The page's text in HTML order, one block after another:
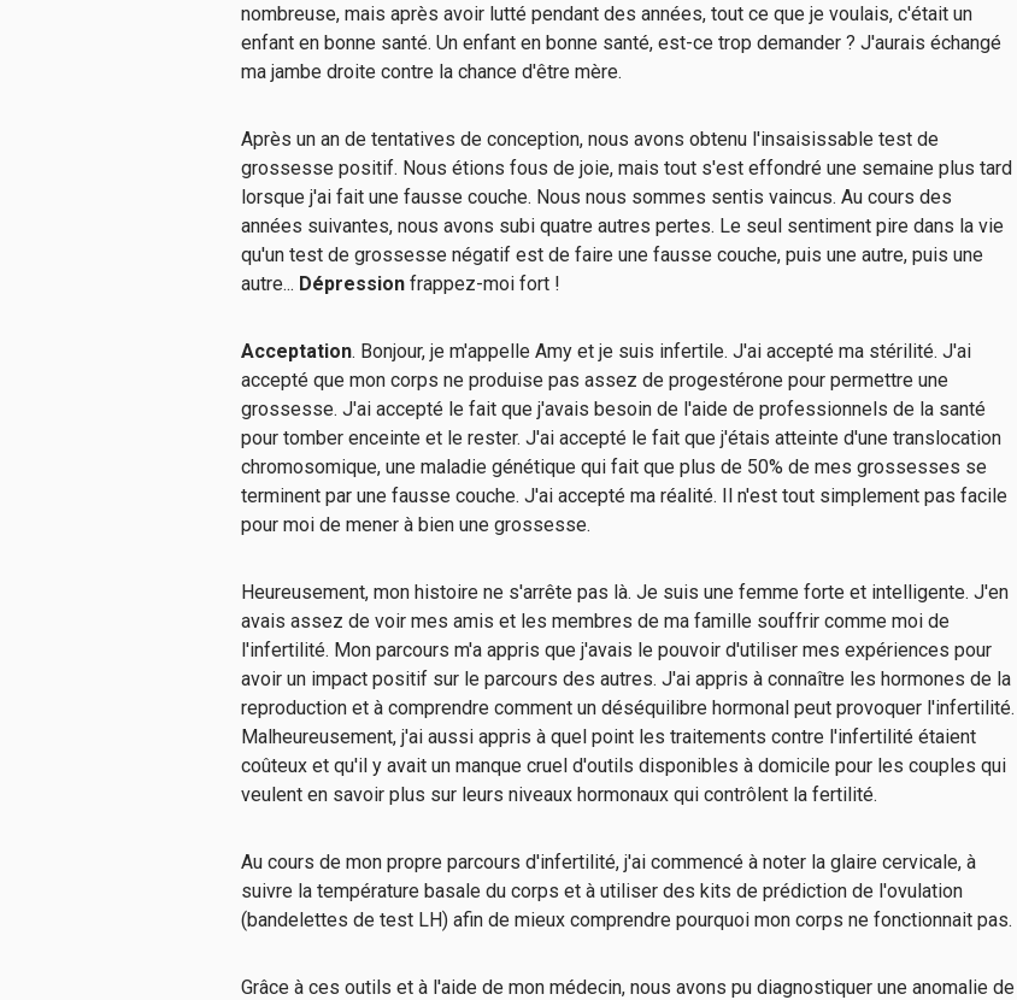
nombreuse, mais après avoir lutté pendant des années, tout ce que je voulais, c'était un
enfant en bonne santé. Un enfant en bonne santé, est-ce trop demander ? J'aurais échangé
ma jambe droite contre la chance d'être mère.
Après un an de tentatives de conception, nous avons obtenu l'insaisissable test de
grossesse positif. Nous étions fous de joie, mais tout s'est effondré une semaine plus tard
lorsque j'ai fait une fausse couche. Nous nous sommes sentis vaincus. Au cours des
années suivantes, nous avons subi quatre autres pertes. Le seul sentiment pire dans la vie
qu'un test de grossesse négatif est de faire une fausse couche, puis une autre, puis une
autre... Dépression frappez-moi fort !
Acceptation. Bonjour, je m'appelle Amy et je suis infertile. J'ai accepté ma stérilité. J'ai
accepté que mon corps ne produise pas assez de progestérone pour permettre une
grossesse. J'ai accepté le fait que j'avais besoin de l'aide de professionnels de la santé
pour tomber enceinte et le rester. J'ai accepté le fait que j'étais atteinte d'une translocation
chromosomique, une maladie génétique qui fait que plus de 50% de mes grossesses se
terminent par une fausse couche. J'ai accepté ma réalité. Il n'est tout simplement pas facile
pour moi de mener à bien une grossesse.
Heureusement, mon histoire ne s'arrête pas là. Je suis une femme forte et intelligente. J'en
avais assez de voir mes amis et les membres de ma famille souffrir comme moi de
l'infertilité. Mon parcours m'a appris que j'avais le pouvoir d'utiliser mes expériences pour
avoir un impact positif sur le parcours des autres. J'ai appris à connaître les hormones de la
reproduction et à comprendre comment un déséquilibre hormonal peut provoquer l'infertilité.
Malheureusement, j'ai aussi appris à quel point les traitements contre l'infertilité étaient
coûteux et qu'il y avait un manque cruel d'outils disponibles à domicile pour les couples qui
veulent en savoir plus sur leurs niveaux hormonaux qui contrôlent la fertilité.
Au cours de mon propre parcours d'infertilité, j'ai commencé à noter la glaire cervicale, à
suivre la température basale du corps et à utiliser des kits de prédiction de l'ovulation
(bandelettes de test LH) afin de mieux comprendre pourquoi mon corps ne fonctionnait pas.
Grâce à ces outils et à l'aide de mon médecin, nous avons pu diagnostiquer une anomalie de